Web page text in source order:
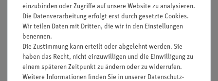
Vorteile
Optimiert für Demonstrationsversuche: Von der
Horizontalen in die Senkrechte gebracht
Gute Sichtbarkeit: Große Demonstrationsmessgeräte auf
gleichmäßigem Hintergrund
Magnete mit starker Haltekraft (mind. 10 N)
einzubinden oder Zugriffe auf unsere Website zu analysieren.
Die Datenverarbeitung erfolgt erst durch gesetzte Cookies.
Wir teilen Daten mit Dritten, die wir in den Einstellungen
benennen.
Die Zustimmung kann erteilt oder abgelehnt werden. Sie
haben das Recht, nicht einzuwilligen und die Einwilligung zu
einem späteren Zeitpunkt zu ändern oder zu widerrufen.
Weitere Informationen finden Sie in unserer Daten­schutz­